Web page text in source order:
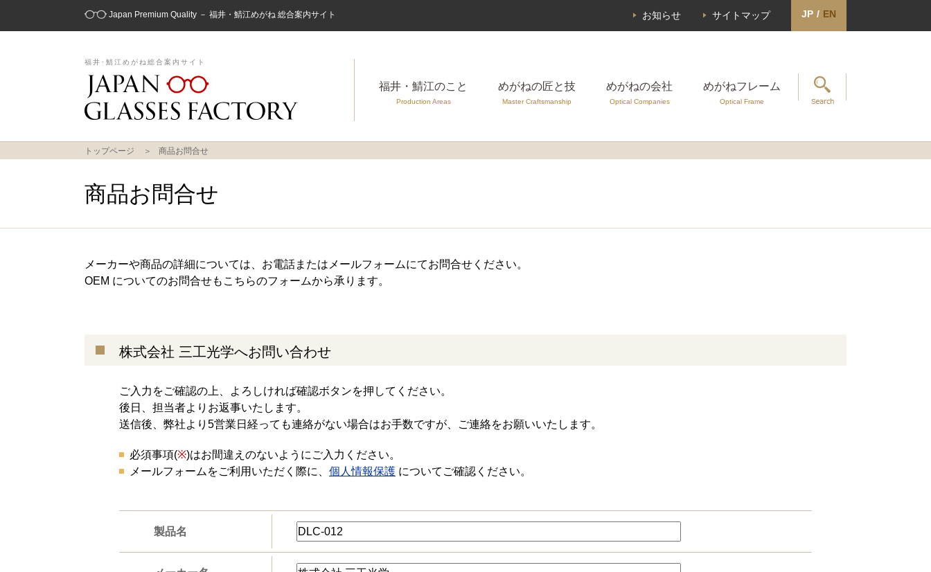
Japan Premium Quality － 福井・鯖江めがね 総合案内サイト お知らせ サイトマップ JP / EN
福井･鯖江めがね総合案内サイト
福井・鯖江のこと
Production Areas
めがねの匠と技
Master Craftsmanship
めがねの会社
Optical Companies
めがねフレーム
Optical Frame
トップページ 商品お問合せ
商品お問合せ
メーカーや商品の詳細については、お電話またはメールフォームにてお問合せください。
OEM についてのお問合せもこちらのフォームから承ります。
株式会社 三工光学へお問い合わせ
ご入力をご確認の上、よろしければ確認ボタンを押してください。
後日、担当者よりお返事いたします。
送信後、弊社より5営業日経っても連絡がない場合はお手数ですが、ご連絡をお願いいたします。
必須事項(※)はお間違えのないようにご入力ください。
メールフォームをご利用いただく際に、 個人情報保護 についてご確認ください。
製品名